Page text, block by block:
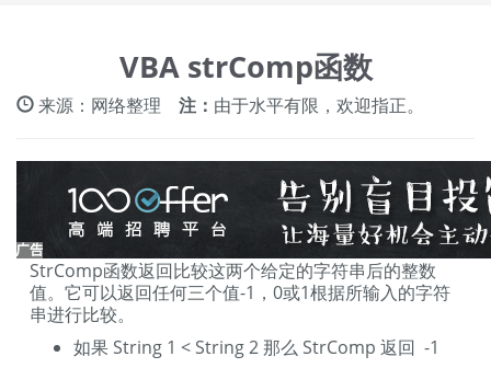
VBA strComp函数
来源：网络整理 注： 由于水平有限，欢迎指正。
StrComp函数返回比较这两个给定的字符串后的整数
值。它可以返回任何三个值-1，0或1根据所输入的字符
串进行比较。
如果 String 1 < String 2 那么 StrComp 返回 -1